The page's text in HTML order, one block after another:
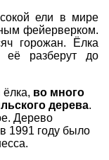
ели в мире
фейерверком.
горожан. Ёлка
её разберут до
во много
дерева.
Дерево
1991 году было